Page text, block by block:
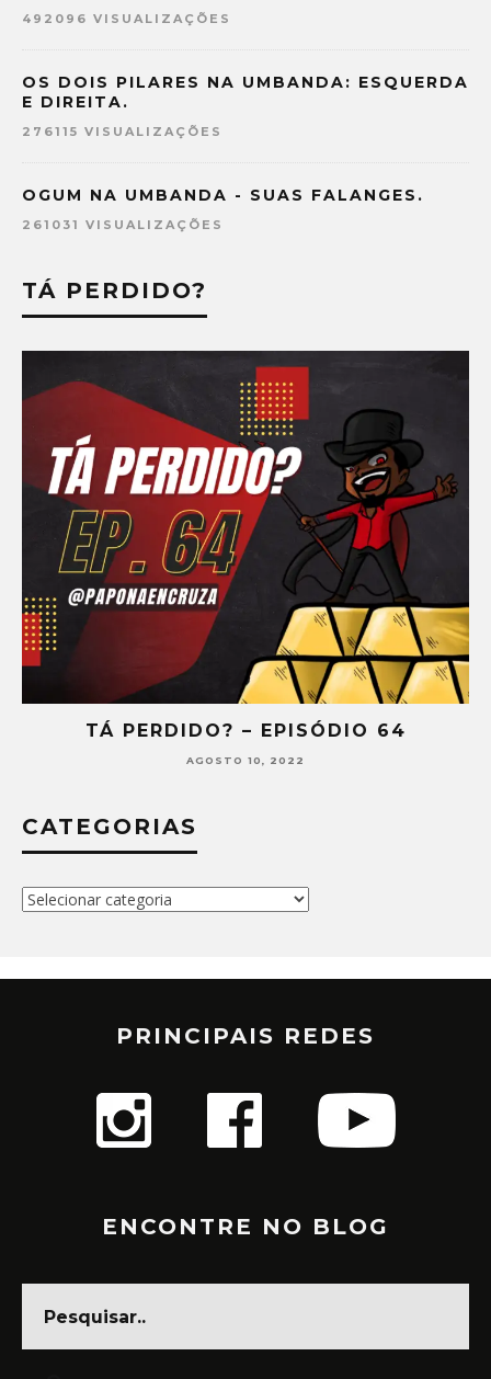
492096 VISUALIZAÇÕES
OS DOIS PILARES NA UMBANDA: ESQUERDA
E DIREITA.
276115 VISUALIZAÇÕES
OGUM NA UMBANDA - SUAS FALANGES.
261031 VISUALIZAÇÕES
TÁ PERDIDO?
TÁ PERDIDO? – EPISÓDIO 64
AGOSTO 10, 2022
CATEGORIAS
Categorias
PRINCIPAIS REDES
ENCONTRE NO BLOG